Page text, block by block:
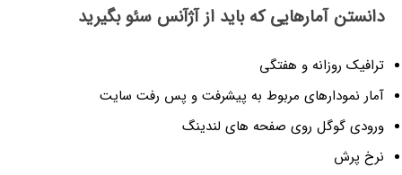
دانستن آمارهایی که باید از آژآنس سئو بگیرید
ترافیک روزانه و هفتگی
آمار نمودارهای مربوط به پیشرفت و پس رفت سایت
ورودی گوگل روی صفحه های لندینگ
نرخ پرش